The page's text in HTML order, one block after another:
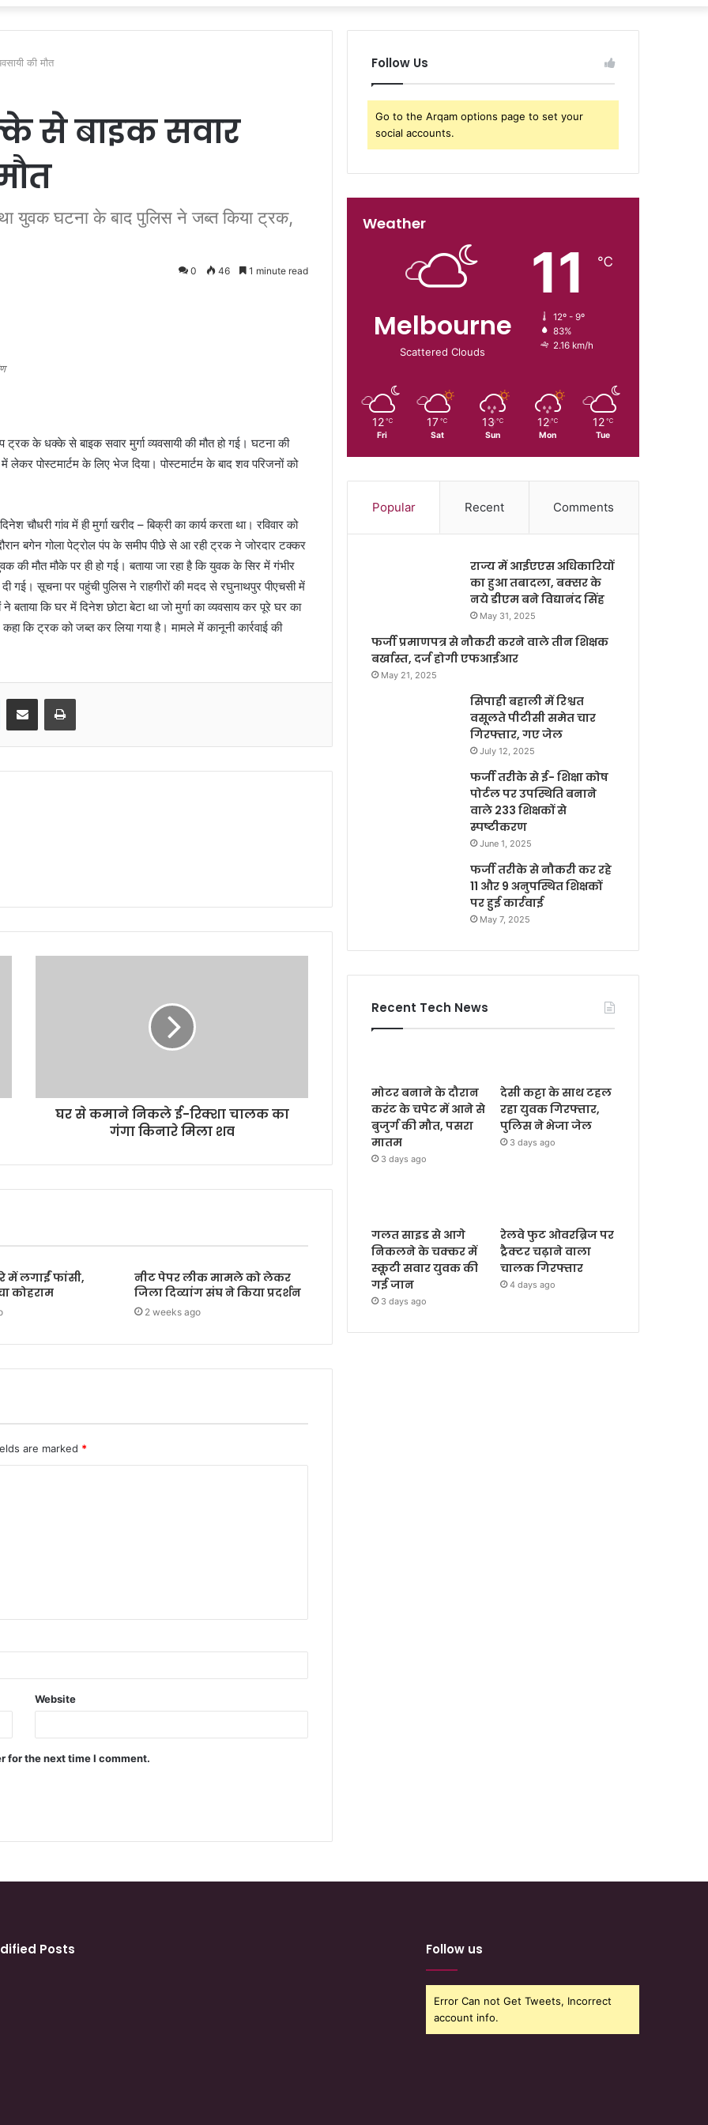
की मौत
से बाइक सवार
था युवक घटना के बाद पुलिस ने जब्त किया ट्रक,
0 46 1 minute read
के धक्के से बाइक सवार मुर्गा व्यवसायी की मौत हो गई। घटना की
पोस्टमार्टम के लिए भेज दिया। पोस्टमार्टम के बाद शव परिजनों को
चौधरी गांव में ही मुर्गा खरीद – बिक्री का कार्य करता था। रविवार को
बगेन गोला पेट्रोल पंप के समीप पीछे से आ रही ट्रक ने जोरदार टक्कर
मौत मौके पर ही हो गई। बताया जा रहा है कि युवक के सिर में गंभीर
गई। सूचना पर पहुंची पुलिस ने राहगीरों की मदद से रघुनाथपुर पीएचसी में
बताया कि घर में दिनेश छोटा बेटा था जो मुर्गा का व्यवसाय कर पूरे घर का
कहा कि ट्रक को जब्त कर लिया गया है। मामले में कानूनी कार्रवाई की
घर से कमाने निकले ई-रिक्शा चालक का
गंगा किनारे मिला शव
लगाईं फांसी,
कोहराम
नीट पेपर लीक मामले को लेकर
जिला दिव्यांग संघ ने किया प्रदर्शन
2 weeks ago
are marked *
Website
for the next time I comment.
Follow Us
Go to the Arqam options page to set your
social accounts.
Weather
Melbourne
Scattered Clouds
11 ℃
12º - 9º
83%
2.16 km/h
12 ℃
Fri
17 ℃
Sat
13 ℃
Sun
12 ℃
Mon
12 ℃
Tue
Popular Recent Comments
राज्य में आईएएस अधिकारियों
का हुआ तबादला, बक्सर के
नये डीएम बने विद्यानंद सिंह
May 31, 2025
फर्जी प्रमाणपत्र से नौकरी करने वाले तीन शिक्षक
बर्खास्त, दर्ज होगी एफआईआर
May 21, 2025
सिपाही बहाली में रिश्वत
वसूलते पीटीसी समेत चार
गिरफ्तार, गए जेल
July 12, 2025
फर्जी तरीके से ई- शिक्षा कोष
पोर्टल पर उपस्थिति बनाने
वाले 233 शिक्षकों से
स्पष्टीकरण
June 1, 2025
फर्जी तरीके से नौकरी कर रहे
11 और 9 अनुपस्थित शिक्षकों
पर हुई कार्रवाई
May 7, 2025
Recent Tech News
मोटर बनाने के दौरान
करंट के चपेट में आने से
बुजुर्ग की मौत, पसरा
मातम
3 days ago
देसी कट्टा के साथ टहल
रहा युवक गिरफ्तार,
पुलिस ने भेजा जेल
3 days ago
गलत साइड से आगे
निकलने के चक्कर में
स्कूटी सवार युवक की
गई जान
3 days ago
रेलवे फुट ओवरब्रिज पर
ट्रैक्टर चढ़ाने वाला
चालक गिरफ्तार
4 days ago
Posts Follow us
Error Can not Get Tweets, Incorrect
account info.